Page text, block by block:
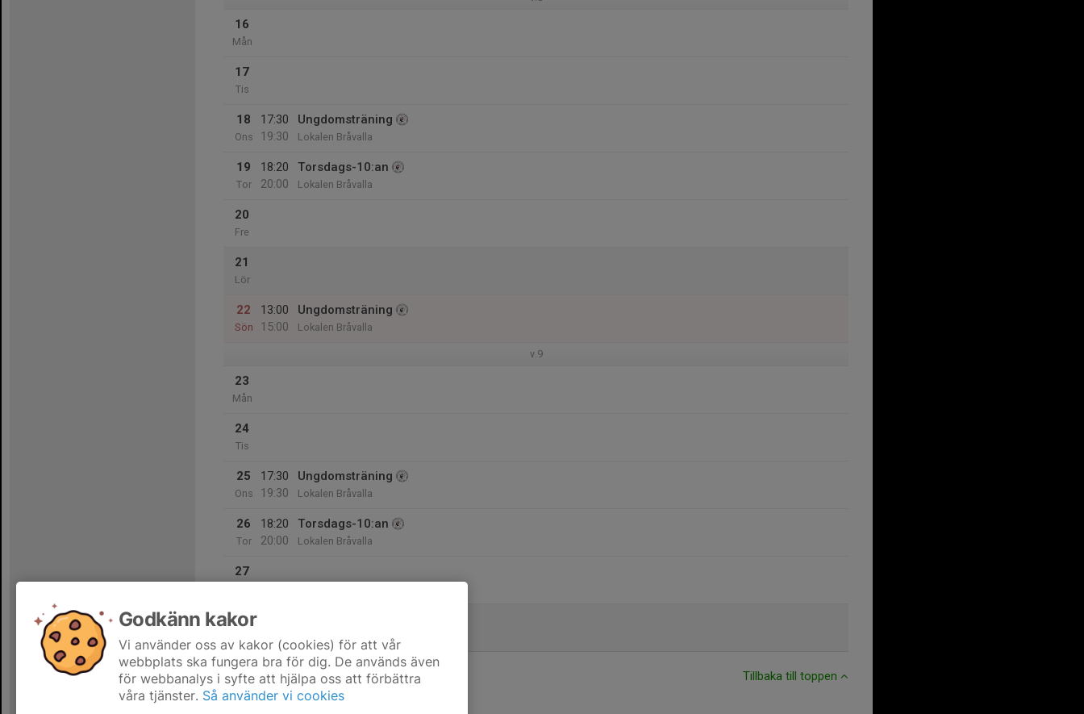
16
Mån
17
Tis
18
Ons
17:30
19:30
Ungdomsträning
Lokalen Bråvalla
19
Tor
18:20
20:00
Torsdags-10:an
Lokalen Bråvalla
20
Fre
21
Lör
22
Sön
13:00
15:00
Ungdomsträning
Lokalen Bråvalla
v.9
23
Mån
24
Tis
25
Ons
17:30
19:30
Ungdomsträning
Lokalen Bråvalla
26
Tor
18:20
20:00
Torsdags-10:an
Lokalen Bråvalla
27
28
Tillbaka till toppen
Godkänn kakor
Vi använder oss av kakor (cookies) för att vår
webbplats ska fungera bra för dig. De används även
för webbanalys i syfte att hjälpa oss att förbättra
våra tjänster. Så använder vi cookies